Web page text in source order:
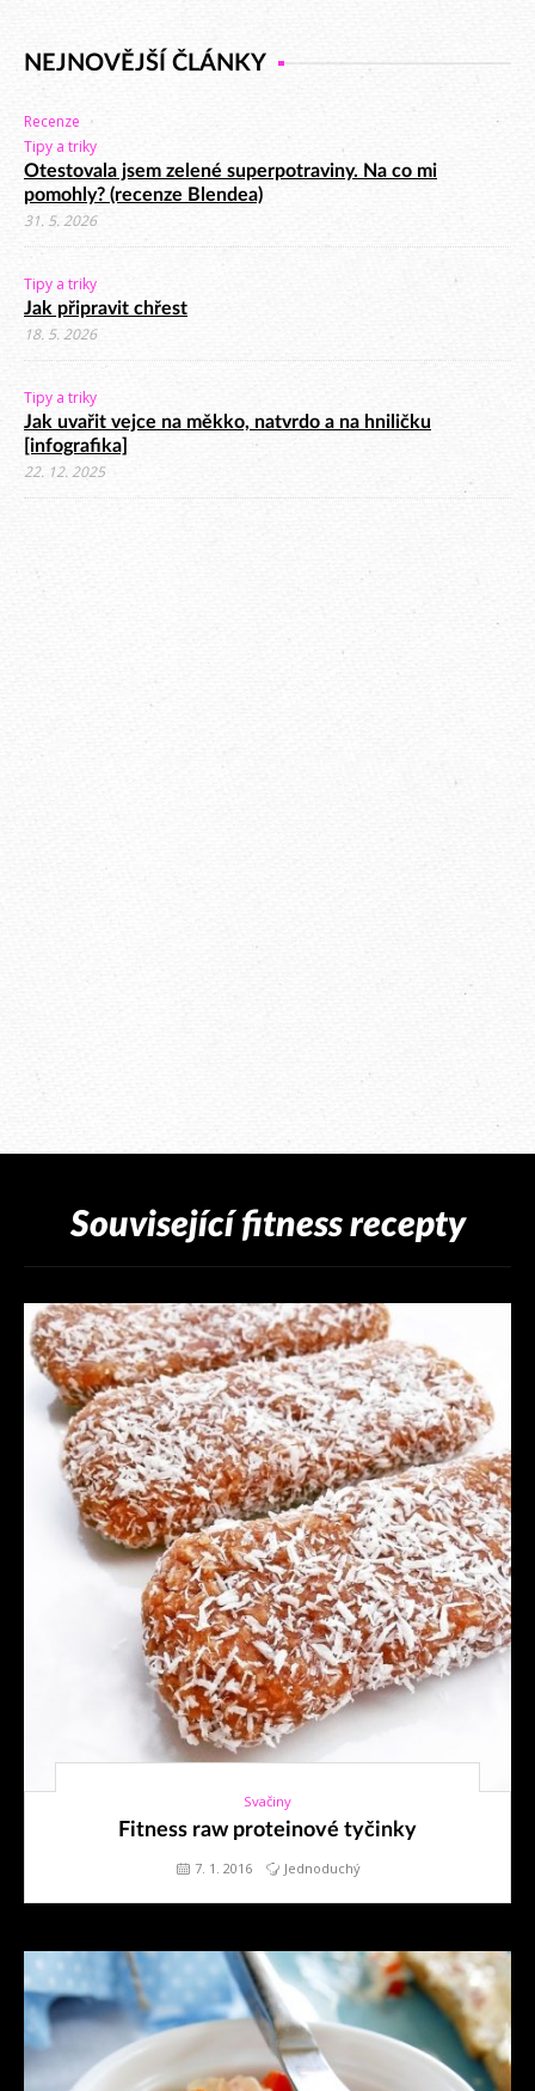
NEJNOVĚJŠÍ ČLÁNKY
Recenze
Tipy a triky
Otestovala jsem zelené superpotraviny. Na co mi
pomohly? (recenze Blendea)
31. 5. 2026
Tipy a triky
Jak připravit chřest
18. 5. 2026
Tipy a triky
Jak uvařit vejce na měkko, natvrdo a na hniličku
[infografika]
22. 12. 2025
Související fitness recepty
7. 1. 2016
Svačiny
Fitness raw proteinové tyčinky
7. 1. 2016 Jednoduchý